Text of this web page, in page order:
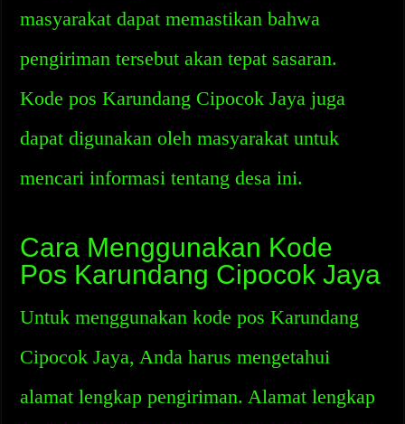
masyarakat dapat memastikan bahwa
pengiriman tersebut akan tepat sasaran.
Kode pos Karundang Cipocok Jaya juga
dapat digunakan oleh masyarakat untuk
mencari informasi tentang desa ini.
Cara Menggunakan Kode
Pos Karundang Cipocok Jaya
Untuk menggunakan kode pos Karundang
Cipocok Jaya, Anda harus mengetahui
alamat lengkap pengiriman. Alamat lengkap